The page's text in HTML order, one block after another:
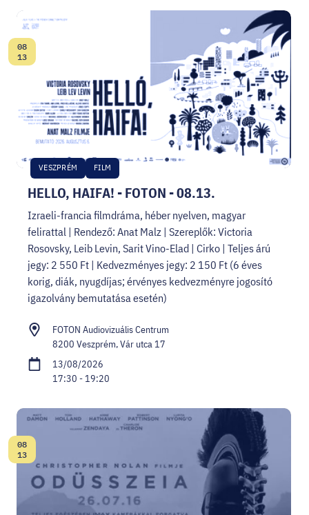
HELLO, HAIFA! - FOTON - 08.13.
VESZPRÉM FILM
Date:
08
13
Izraeli-francia filmdráma, héber nyelven, magyar
felirattal | Rendező: Anat Malz | Szereplők: Victoria
Rosovsky, Leib Levin, Sarit Vino-Elad | Cirko | Teljes árú
jegy: 2 550 Ft | Kedvezményes jegy: 2 150 Ft (6 éves
korig, diák, nyugdíjas; érvényes kedvezményre jogosító
igazolvány bemutatása esetén)
FOTON Audiovizuális Centrum
8200 Veszprém, Vár utca 17
13/08/2026
17:30 - 19:20
Date:
08
13